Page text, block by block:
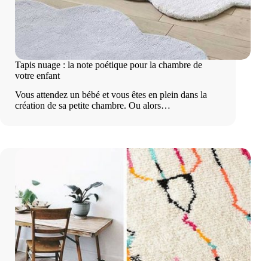
Tapis nuage : la note poétique pour la chambre de
votre enfant
Vous attendez un bébé et vous êtes en plein dans la
création de sa petite chambre. Ou alors…